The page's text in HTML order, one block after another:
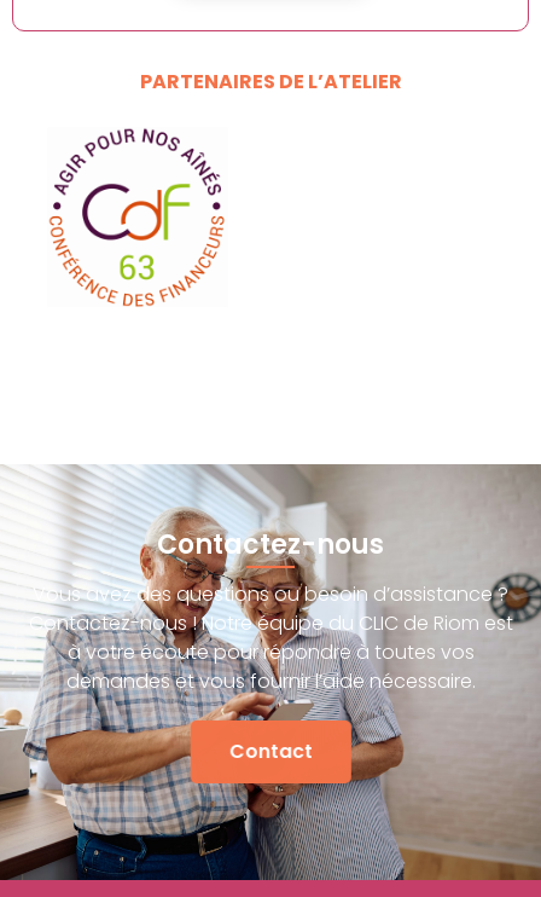
PARTENAIRES DE L’ATELIER
Contactez-nous
Vous avez des questions ou besoin d’assistance ?
Contactez-nous ! Notre équipe du CLIC de Riom est
à votre écoute pour répondre à toutes vos
demandes et vous fournir l’aide nécessaire.
Contact